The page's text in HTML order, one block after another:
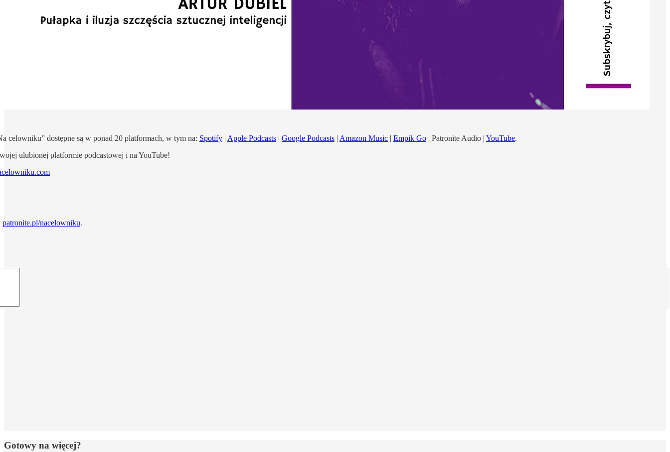
celowniku” dostępne są w ponad 20 platformach, w tym na: Spotify | Apple Podcasts | Google Podcasts | Amazon Music | Empik Go | Patronite Audio | YouTube.
ulubionej platformie podcastowej i na YouTube!
patronite.pl/nacelowniku.
Gotowy na więcej?